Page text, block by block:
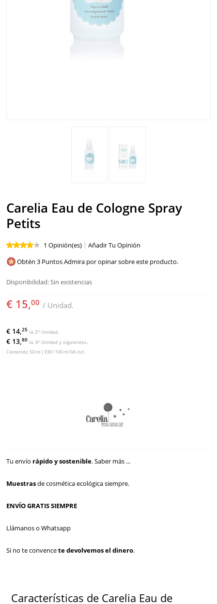
Carelia Eau de Cologne Spray
Petits
1 Opinión(es)
Añadir Tu Opinión
Obtén 3 Puntos Admira por opinar sobre este producto.
Disponibilidad:Sin existencias
€ 15,00 / Unidad.
€ 14,25 la 2ª Unidad.
€ 13,80 la 3ª Unidad y siguientes.
Contenido: 50 ml | €30 / 100 ml IVA incl.
Tu envío rápido y sostenible.Saber más ...
Muestrasde cosmética ecológica siempre.
ENVÍO GRATIS SIEMPRE
Llámanos o Whatsapp
Si no te convencete devolvemos el dinero.
Características de Carelia Eau de